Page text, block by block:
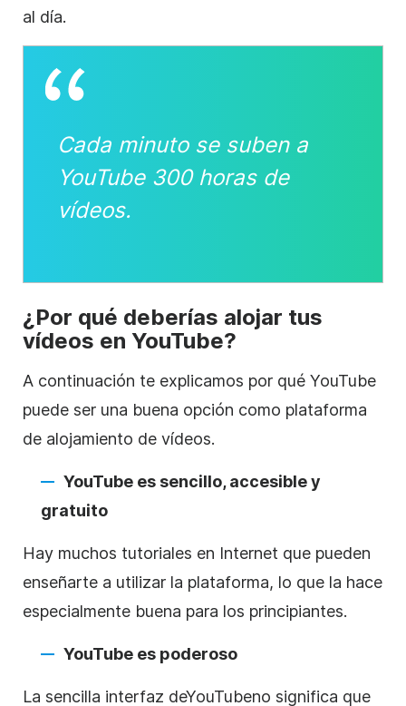
al día.
Cada minuto se suben a
YouTube300 horas de
vídeos.
¿Por qué deberías alojar tus
vídeos en YouTube?
A continuación te explicamos por qué YouTube
puede ser una buena opción como plataforma
de alojamiento de vídeos.
YouTube es sencillo, accesible y
gratuito
Hay muchos tutoriales en Internet que pueden
enseñarte a utilizar la plataforma, lo que la hace
especialmente buena para los principiantes.
YouTube es poderoso
La sencilla interfaz deYouTubeno significa que